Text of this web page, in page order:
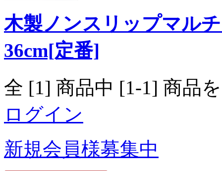
木製ノンスリップマル
36cm[定番]
全 [1] 商品中 [1-1] 商品
ログイン
新規会員様募集中